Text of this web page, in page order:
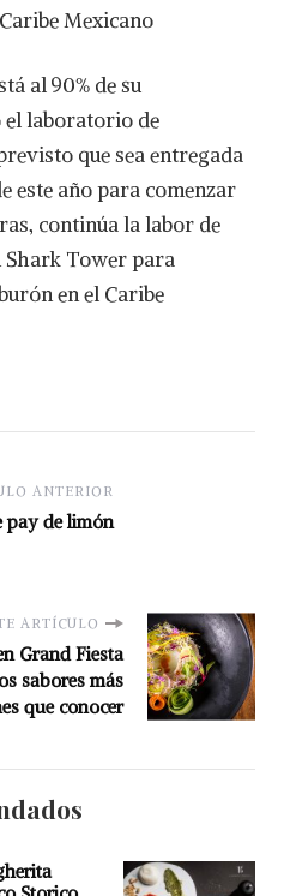
Mexicano
al 90% de su
el laboratorio de
que sea entregada
este año para comenzar
continúa la labor de
Shark Tower para
en el Caribe
ANTERIOR
pay de limón
ARTÍCULO
Grand Fiesta
sabores más
que conocer